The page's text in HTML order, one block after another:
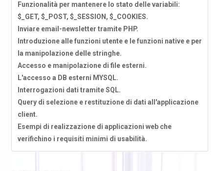
Funzionalità per mantenere lo stato delle variabili:
$_GET, $_POST, $_SESSION, $_COOKIES.
Inviare email-newsletter tramite PHP.
Introduzione alle funzioni utente e le funzioni native e per
la manipolazione delle stringhe.
Accesso e manipolazione di file esterni.
L'accesso a DB esterni MYSQL.
Interrogazioni dati tramite SQL.
Query di selezione e restituzione di dati all'applicazione
client.
Esempi di realizzazione di applicazioni web che
verifichino i requisiti minimi di usabilità.